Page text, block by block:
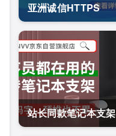
亚洲诚信HTTPS
站长同款笔记本支架